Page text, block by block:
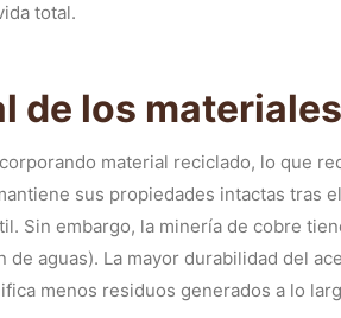
total.
de los
material reciclado, lo que
sus propiedades intactas tras
Sin embargo, la minería de cobre
aguas). La mayor durabilidad del
menos residuos generados a lo